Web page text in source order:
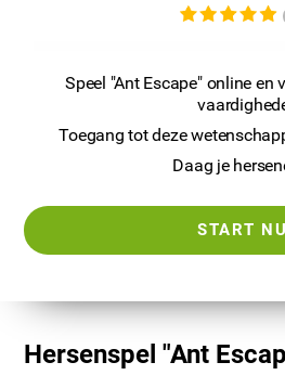
Speel "Ant Escape" online en
Toegang tot deze
Daag je
START NU
Hersenspel "Ant